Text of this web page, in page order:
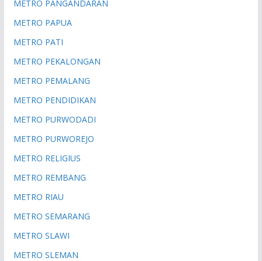
METRO PANGANDARAN
METRO PAPUA
METRO PATI
METRO PEKALONGAN
METRO PEMALANG
METRO PENDIDIKAN
METRO PURWODADI
METRO PURWOREJO
METRO RELIGIUS
METRO REMBANG
METRO RIAU
METRO SEMARANG
METRO SLAWI
METRO SLEMAN